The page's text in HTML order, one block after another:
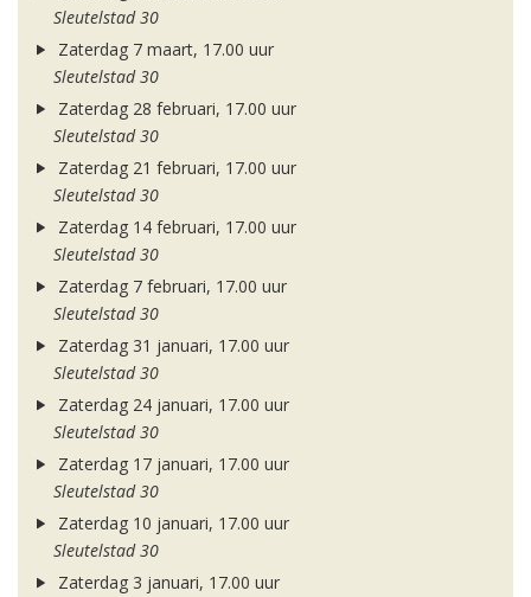
Sleutelstad 30
Zaterdag 7 maart, 17.00 uur
Sleutelstad 30
Zaterdag 28 februari, 17.00 uur
Sleutelstad 30
Zaterdag 21 februari, 17.00 uur
Sleutelstad 30
Zaterdag 14 februari, 17.00 uur
Sleutelstad 30
Zaterdag 7 februari, 17.00 uur
Sleutelstad 30
Zaterdag 31 januari, 17.00 uur
Sleutelstad 30
Zaterdag 24 januari, 17.00 uur
Sleutelstad 30
Zaterdag 17 januari, 17.00 uur
Sleutelstad 30
Zaterdag 10 januari, 17.00 uur
Sleutelstad 30
Zaterdag 3 januari, 17.00 uur